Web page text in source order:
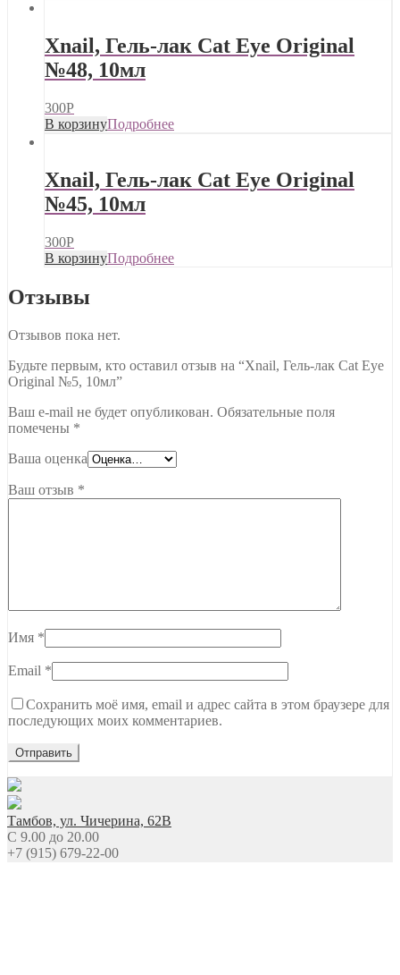
Xnail, Гель-лак Cat Eye Original
№48, 10мл
300Р
В корзинуПодробнее
Xnail, Гель-лак Cat Eye Original
№45, 10мл
300Р
В корзинуПодробнее
Отзывы
Отзывов пока нет.
Будьте первым, кто оставил отзыв на “Xnail, Гель-лак Cat Eye
Original №5, 10мл”
Ваш e-mail не будет опубликован. Обязательные поля
помечены *
Ваша оценка
Ваш отзыв *
Имя *
Email *
Сохранить моё имя, email и адрес сайта в этом браузере для
последующих моих комментариев.
Тамбов, ул. Чичерина, 62В
C 9.00 до 20.00
+7 (915) 679-22-00